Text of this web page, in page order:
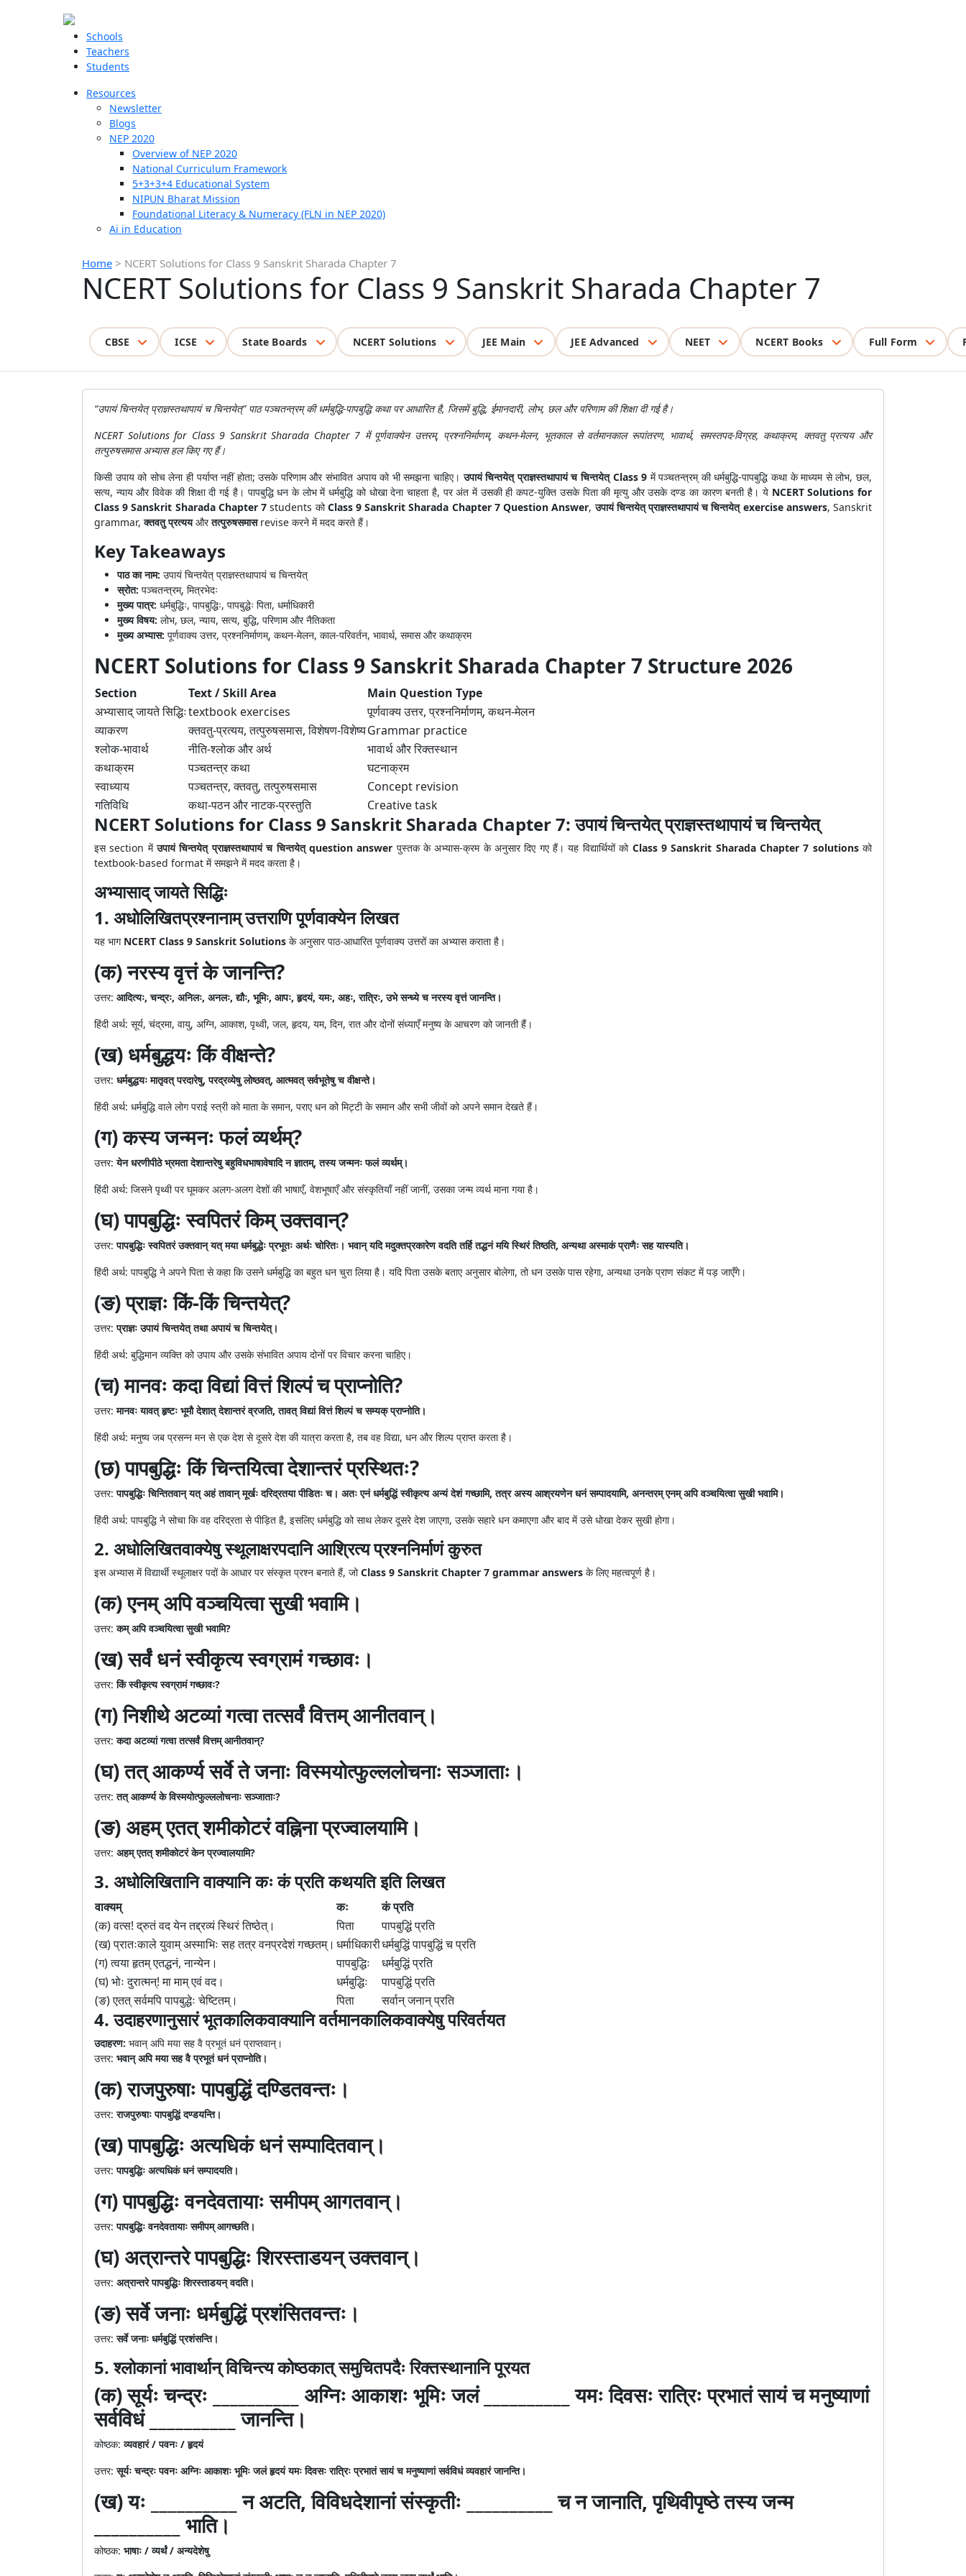
Schools
Teachers
Students
Resources
Newsletter
Blogs
NEP 2020
Overview of NEP 2020
National Curriculum Framework
5+3+3+4 Educational System
NIPUN Bharat Mission
Foundational Literacy & Numeracy (FLN in NEP 2020)
Ai in Education
Home > NCERT Solutions for Class 9 Sanskrit Sharada Chapter 7
NCERT Solutions for Class 9 Sanskrit Sharada Chapter 7
CBSE ICSE State Boards NCERT Solutions JEE Main JEE Advanced NEET NCERT Books Full Form
“उपायं चिन्तयेत् प्राज्ञस्तथापायं च चिन्तयेत्” पाठ पञ्चतन्त्रम् की धर्मबुद्धि-पापबुद्धि कथा पर आधारित है, जिसमें बुद्धि, ईमानदारी, लोभ, छल और परिणाम की शिक्षा दी गई है।
NCERT Solutions for Class 9 Sanskrit Sharada Chapter 7 में पूर्णवाक्येन उत्तरम्, प्रश्ननिर्माणम्, कथन-मेलन, भूतकाल से वर्तमानकाल रूपांतरण, भावार्थ, समस्तपद-विग्रह, कथाक्रम, क्तवतु प्रत्यय और
तत्पुरुषसमास अभ्यास हल किए गए हैं।
किसी उपाय को सोच लेना ही पर्याप्त नहीं होता; उसके परिणाम और संभावित अपाय को भी समझना चाहिए।उपायं चिन्तयेत् प्राज्ञस्तथापायं च चिन्तयेत् Class 9 में पञ्चतन्त्रम् की धर्मबुद्धि-पापबुद्धि कथा के माध्यम से लोभ, छल,
सत्य, न्याय और विवेक की शिक्षा दी गई है। पापबुद्धि धन के लोभ में धर्मबुद्धि को धोखा देना चाहता है, पर अंत में उसकी ही कपट-युक्ति उसके पिता की मृत्यु और उसके दण्ड का कारण बनती है। ये NCERT Solutions for
Class 9 Sanskrit Sharada Chapter 7 students कोClass 9 Sanskrit Sharada Chapter 7 Question Answer,उपायं चिन्तयेत् प्राज्ञस्तथापायं च चिन्तयेत् exercise answers, Sanskrit
grammar,क्तवतु प्रत्ययऔरतत्पुरुषसमासrevise करने में मदद करते हैं।
Key Takeaways
पाठ का नाम: उपायं चिन्तयेत् प्राज्ञस्तथापायं च चिन्तयेत्
स्रोत: पञ्चतन्त्रम्, मित्रभेदः
मुख्य पात्र: धर्मबुद्धिः, पापबुद्धिः, पापबुद्धेः पिता, धर्माधिकारी
मुख्य विषय: लोभ, छल, न्याय, सत्य, बुद्धि, परिणाम और नैतिकता
मुख्य अभ्यास: पूर्णवाक्य उत्तर, प्रश्ननिर्माणम्, कथन-मेलन, काल-परिवर्तन, भावार्थ, समास और कथाक्रम
NCERT Solutions for Class 9 Sanskrit Sharada Chapter 7 Structure 2026
Section Text / Skill Area
Main Question Type
अभ्यासाद् जायते सिद्धिःtextbook exercises
पूर्णवाक्य उत्तर, प्रश्ननिर्माणम्, कथन-मेलन
व्याकरण
क्तवतु-प्रत्यय, तत्पुरुषसमास, विशेषण-विशेष्यGrammar practice
श्लोक-भावार्थ
नीति-श्लोक और अर्थ
भावार्थ और रिक्तस्थान
कथाक्रम
पञ्चतन्त्र कथा
घटनाक्रम
स्वाध्याय
पञ्चतन्त्र, क्तवतु, तत्पुरुषसमास
Concept revision
गतिविधि
कथा-पठन और नाटक-प्रस्तुति Creative task
NCERT Solutions for Class 9 Sanskrit Sharada Chapter 7: उपायं चिन्तयेत् प्राज्ञस्तथापायं च चिन्तयेत्
इस section मेंउपायं चिन्तयेत् प्राज्ञस्तथापायं च चिन्तयेत् question answer पुस्तक के अभ्यास-क्रम के अनुसार दिए गए हैं। यह विद्यार्थियों को Class 9 Sanskrit Sharada Chapter 7 solutionsको
textbook-based format में समझने में मदद करता है।
अभ्यासाद् जायते सिद्धिः
1. अधोलिखितप्रश्नानाम् उत्तराणि पूर्णवाक्येन लिखत
यह भाग NCERT Class 9 Sanskrit Solutions के अनुसार पाठ-आधारित पूर्णवाक्य उत्तरों का अभ्यास कराता है।
(क) नरस्य वृत्तं के जानन्ति?
उत्तर: आदित्यः, चन्द्रः, अनिलः, अनलः, द्यौः, भूमिः, आपः, हृदयं, यमः, अहः, रात्रिः, उभे सन्ध्ये च नरस्य वृत्तं जानन्ति।
हिंदी अर्थ: सूर्य, चंद्रमा, वायु, अग्नि, आकाश, पृथ्वी, जल, हृदय, यम, दिन, रात और दोनों संध्याएँ मनुष्य के आचरण को जानती हैं।
(ख) धर्मबुद्धयः किं वीक्षन्ते?
उत्तर: धर्मबुद्धयः मातृवत् परदारेषु, परद्रव्येषु लोष्ठवत्, आत्मवत् सर्वभूतेषु च वीक्षन्ते।
हिंदी अर्थ: धर्मबुद्धि वाले लोग पराई स्त्री को माता के समान, पराए धन को मिट्टी के समान और सभी जीवों को अपने समान देखते हैं।
(ग) कस्य जन्मनः फलं व्यर्थम्?
उत्तर:येन धरणीपीठे भ्रमता देशान्तरेषु बहुविधभाषावेषादि न ज्ञातम्, तस्य जन्मनः फलं व्यर्थम्।
हिंदी अर्थ: जिसने पृथ्वी पर घूमकर अलग-अलग देशों की भाषाएँ, वेशभूषाएँ और संस्कृतियाँ नहीं जानीं, उसका जन्म व्यर्थ माना गया है।
(घ) पापबुद्धिः स्वपितरं किम् उक्तवान्?
उत्तर:पापबुद्धिः स्वपितरं उक्तवान् यत् मया धर्मबुद्धेः प्रभूतः अर्थः चोरितः। भवान् यदि मदुक्तप्रकारेण वदति तर्हि तद्धनं मयि स्थिरं तिष्ठति, अन्यथा अस्माकं प्राणैः सह यास्यति।
हिंदी अर्थ: पापबुद्धि ने अपने पिता से कहा कि उसने धर्मबुद्धि का बहुत धन चुरा लिया है। यदि पिता उसके बताए अनुसार बोलेगा, तो धन उसके पास रहेगा, अन्यथा उनके प्राण संकट में पड़ जाएँगे।
(ङ) प्राज्ञः किं-किं चिन्तयेत्?
उत्तर:प्राज्ञः उपायं चिन्तयेत् तथा अपायं च चिन्तयेत्।
हिंदी अर्थ: बुद्धिमान व्यक्ति को उपाय और उसके संभावित अपाय दोनों पर विचार करना चाहिए।
(च) मानवः कदा विद्यां वित्तं शिल्पं च प्राप्नोति?
उत्तर:मानवः यावत् हृष्टः भूमौ देशात् देशान्तरं व्रजति, तावत् विद्यां वित्तं शिल्पं च सम्यक् प्राप्नोति।
हिंदी अर्थ: मनुष्य जब प्रसन्न मन से एक देश से दूसरे देश की यात्रा करता है, तब वह विद्या, धन और शिल्प प्राप्त करता है।
(छ) पापबुद्धिः किं चिन्तयित्वा देशान्तरं प्रस्थितः?
उत्तर:पापबुद्धिः चिन्तितवान् यत् अहं तावान् मूर्खः दरिद्रतया पीडितः च। अतः एनं धर्मबुद्धिं स्वीकृत्य अन्यं देशं गच्छामि, तत्र अस्य आश्रयणेन धनं सम्पादयामि, अनन्तरम् एनम् अपि वञ्चयित्वा सुखी भवामि।
हिंदी अर्थ: पापबुद्धि ने सोचा कि वह दरिद्रता से पीड़ित है, इसलिए धर्मबुद्धि को साथ लेकर दूसरे देश जाएगा, उसके सहारे धन कमाएगा और बाद में उसे धोखा देकर सुखी होगा।
2. अधोलिखितवाक्येषु स्थूलाक्षरपदानि आश्रित्य प्रश्ननिर्माणं कुरुत
इस अभ्यास में विद्यार्थी स्थूलाक्षर पदों के आधार पर संस्कृत प्रश्न बनाते हैं, जोClass 9 Sanskrit Chapter 7 grammar answers के लिए महत्वपूर्ण है।
(क) एनम् अपि वञ्चयित्वा सुखी भवामि।
उत्तर:कम् अपि वञ्चयित्वा सुखी भवामि?
(ख) सर्वं धनं स्वीकृत्य स्वग्रामं गच्छावः।
उत्तर:किं स्वीकृत्य स्वग्रामं गच्छावः?
(ग) निशीथे अटव्यां गत्वा तत्सर्वं वित्तम् आनीतवान्।
उत्तर:कदा अटव्यां गत्वा तत्सर्वं वित्तम् आनीतवान्?
(घ) तत् आकर्ण्य सर्वे ते जनाः विस्मयोत्फुल्ललोचनाः सञ्जाताः।
उत्तर:तत् आकर्ण्य के विस्मयोत्फुल्ललोचनाः सञ्जाताः?
(ङ) अहम् एतत् शमीकोटरं वह्निना प्रज्वालयामि।
उत्तर: अहम् एतत् शमीकोटरं केन प्रज्वालयामि?
3. अधोलिखितानि वाक्यानि कः कं प्रति कथयति इति लिखत
वाक्यम् कः
कं प्रति
(क) वत्स! द्रुतं वद येन तद्द्रव्यं स्थिरं तिष्ठेत्।
पिता
पापबुद्धिं प्रति
(ख) प्रातःकाले युवाम् अस्माभिः सह तत्र वनप्रदेशं गच्छतम्। धर्माधिकारीधर्मबुद्धिं पापबुद्धिं च प्रति
(ग) त्वया हृतम् एतद्धनं, नान्येन।
पापबुद्धिः
धर्मबुद्धिं प्रति
(घ) भोः दुरात्मन्! मा माम् एवं वद।
धर्मबुद्धिः
पापबुद्धिं प्रति
(ङ) एतत् सर्वमपि पापबुद्धेः चेष्टितम्।
पिता सर्वान् जनान् प्रति
4. उदाहरणानुसारं भूतकालिकवाक्यानि वर्तमानकालिकवाक्येषु परिवर्तयत
उदाहरण: भवान् अपि मया सह वै प्रभूतं धनं प्राप्तवान्।
उत्तर: भवान् अपि मया सह वै प्रभूतं धनं प्राप्नोति।
(क) राजपुरुषाः पापबुद्धिं दण्डितवन्तः।
उत्तर:राजपुरुषाः पापबुद्धिं दण्डयन्ति।
(ख) पापबुद्धिः अत्यधिकं धनं सम्पादितवान्।
उत्तर:पापबुद्धिः अत्यधिकं धनं सम्पादयति।
(ग) पापबुद्धिः वनदेवतायाः समीपम् आगतवान्।
उत्तर:पापबुद्धिः वनदेवतायाः समीपम् आगच्छति।
(घ) अत्रान्तरे पापबुद्धिः शिरस्ताडयन् उक्तवान्।
उत्तर: अत्रान्तरे पापबुद्धिः शिरस्ताडयन् वदति।
(ङ) सर्वे जनाः धर्मबुद्धिं प्रशंसितवन्तः।
उत्तर:सर्वे जनाः धर्मबुद्धिं प्रशंसन्ति।
5. श्लोकानां भावार्थान् विचिन्त्य कोष्ठकात् समुचितपदैः रिक्तस्थानानि पूरयत
(क) सूर्यः चन्द्रः __________ अग्निः आकाशः भूमिः जलं __________ यमः दिवसः रात्रिः प्रभातं सायं च मनुष्याणां
सर्वविधं __________ जानन्ति।
कोष्ठक:व्यवहारं / पवनः / हृदयं
उत्तर:सूर्यः चन्द्रः पवनः अग्निः आकाशः भूमिः जलं हृदयं यमः दिवसः रात्रिः प्रभातं सायं च मनुष्याणां सर्वविधं व्यवहारं जानन्ति।
(ख) यः __________ न अटति, विविधदेशानां संस्कृतीः __________ च न जानाति, पृथिवीपृष्ठे तस्य जन्म
__________ भाति।
कोष्ठक: भाषाः / व्यर्थं / अन्यदेशेषु